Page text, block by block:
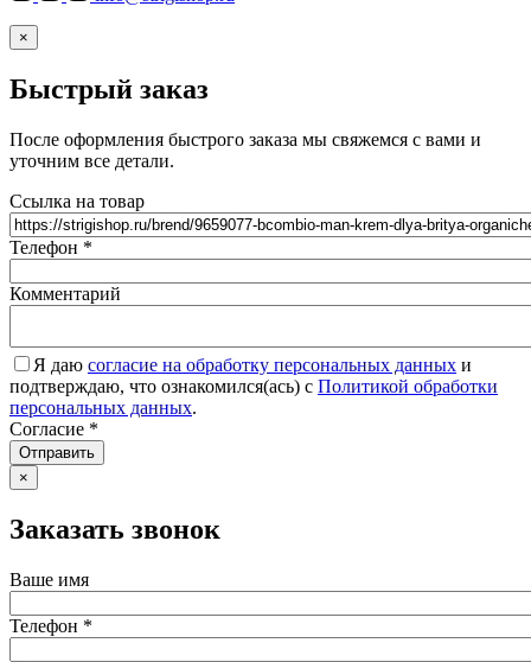
×
Быстрый заказ
После оформления быстрого заказа мы свяжемся с вами и
уточним все детали.
Ссылка на товар
Телефон *
Комментарий
Я даю согласие на обработку персональных данных и
подтверждаю, что ознакомился(ась) с Политикой обработки
персональных данных.
Согласие *
Отправить
×
Заказать звонок
Ваше имя
Телефон *